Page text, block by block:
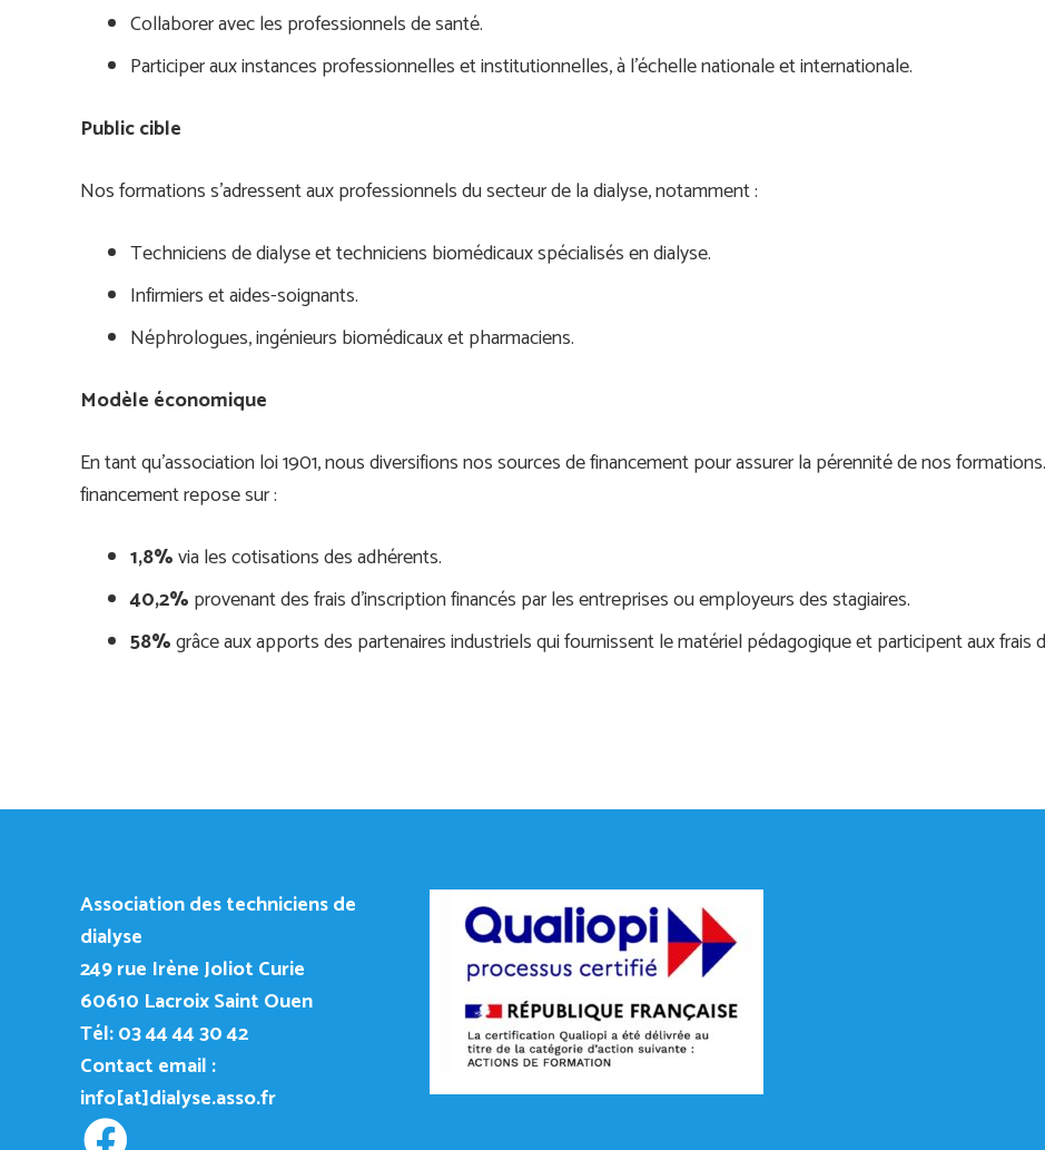
Collaborer avec les professionnels de santé.
Participer aux instances professionnelles et institutionnelles, à l’échelle nationale et internationale.
Public cible
Nos formations s’adressent aux professionnels du secteur de la dialyse, notamment :
Techniciens de dialyse et techniciens biomédicaux spécialisés en dialyse.
Infirmiers et aides-soignants.
Néphrologues, ingénieurs biomédicaux et pharmaciens.
Modèle économique
En tant qu’association loi 1901, nous diversifions nos sources de financement pour assurer la pérennité de nos
financement repose sur :
1,8%via les cotisations des adhérents.
40,2% provenant des frais d’inscription financés par les entreprises ou employeurs des stagiaires.
58%grâce aux apports des partenaires industriels qui fournissent le matériel pédagogique et participent aux frais
Association des techniciens de
dialyse
249rue Irène Joliot Curie
60610 Lacroix Saint Ouen
Tél: 03 44 44 30 42
Contact email :
info[at]dialyse.asso.fr